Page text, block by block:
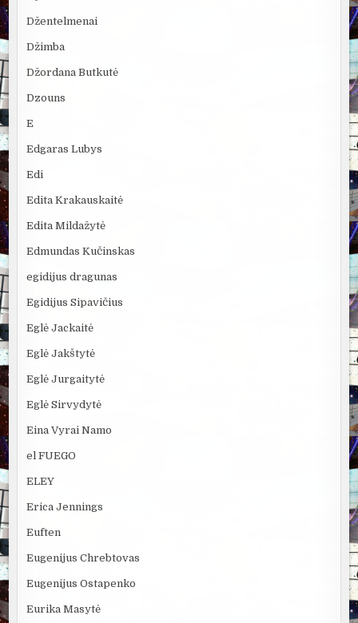
Džentelmenai
Džimba
Džordana Butkutė
Dzouns
E
Edgaras Lubys
Edi
Edita Krakauskaitė
Edita Mildažytė
Edmundas Kučinskas
egidijus dragunas
Egidijus Sipavičius
Eglė Jackaitė
Eglė Jakštytė
Eglė Jurgaitytė
Eglė Sirvydytė
Eina Vyrai Namo
el FUEGO
ELEY
Erica Jennings
Euften
Eugenijus Chrebtovas
Eugenijus Ostapenko
Eurika Masytė